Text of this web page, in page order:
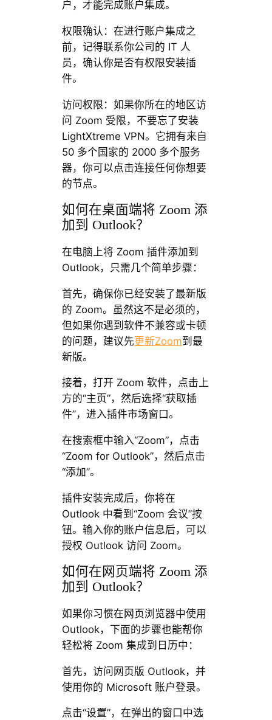
户，才能完成账户集成。
权限确认：在进行账户集成之
前，记得联系你公司的 IT 人
员，确认你是否有权限安装插
件。
访问权限：如果你所在的地区访
问 Zoom 受限，不要忘了安装
LightXtreme VPN。它拥有来自
50 多个国家的 2000 多个服务
器，你可以点击连接任何你想要
的节点。
如何在桌面端将 Zoom 添
加到 Outlook？
在电脑上将 Zoom 插件添加到
Outlook，只需几个简单步骤：
首先，确保你已经安装了最新版
的 Zoom。虽然这不是必须的，
但如果你遇到软件不兼容或卡顿
的问题，建议先更新Zoom到最
新版。
接着，打开 Zoom 软件，点击上
方的“主页”，然后选择“获取插
件”，进入插件市场窗口。
在搜索框中输入“Zoom”，点击
“Zoom for Outlook”，然后点击
“添加”。
插件安装完成后，你将在
Outlook 中看到“Zoom 会议”按
钮。输入你的账户信息后，可以
授权 Outlook 访问 Zoom。
如何在网页端将 Zoom 添
加到 Outlook？
如果你习惯在网页浏览器中使用
Outlook，下面的步骤也能帮你
轻松将 Zoom 集成到日历中：
首先，访问网页版 Outlook，并
使用你的 Microsoft 账户登录。
点击“设置”，在弹出的窗口中选